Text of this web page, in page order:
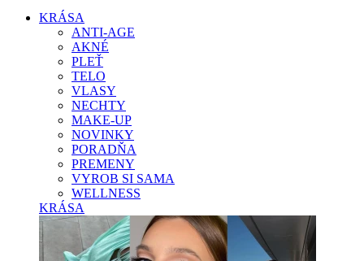
KRÁSA
ANTI-AGE
AKNÉ
PLEŤ
TELO
VLASY
NECHTY
MAKE-UP
NOVINKY
PORADŇA
PREMENY
VYROB SI SAMA
WELLNESS
KRÁSA